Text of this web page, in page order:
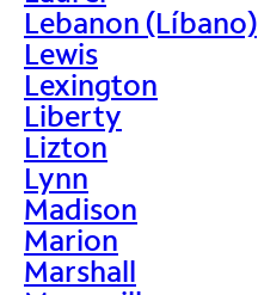
Lebanon (Líbano)
Lewis
Lexington
Liberty
Lizton
Lynn
Madison
Marion
Marshall